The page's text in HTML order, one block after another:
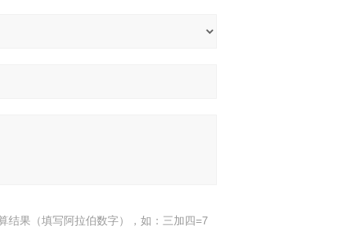
结果（填写阿拉伯数字），如：三加四=7